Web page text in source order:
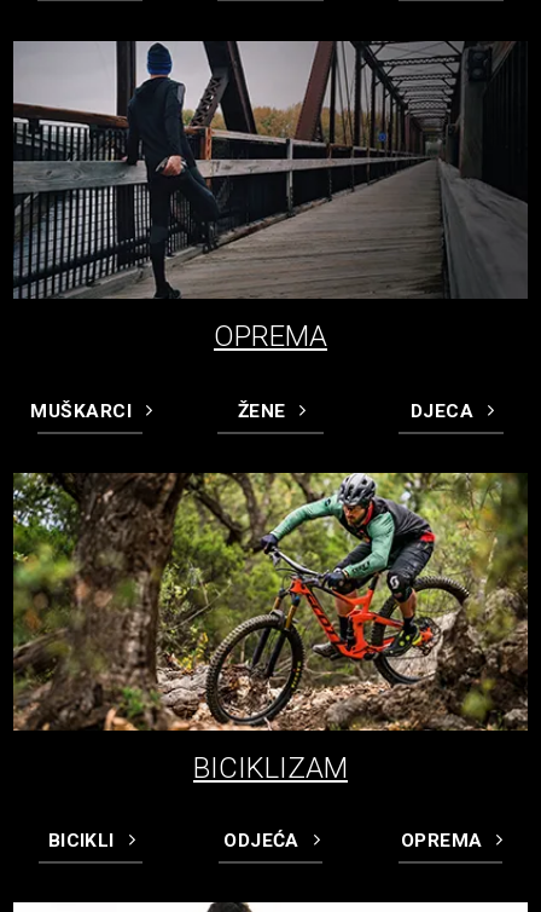
OPREMA
MUŠKARCI ŽENE DJECA
BICIKLIZAM
BICIKLI ODJEĆA OPREMA